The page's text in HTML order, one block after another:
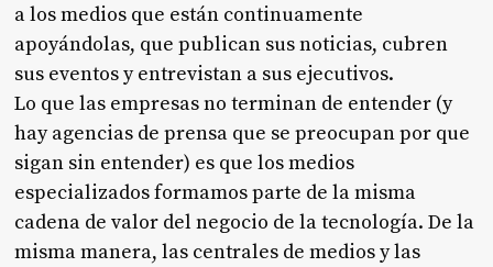
a los medios que están continuamente
apoyándolas, que publican sus noticias, cubren
sus eventos y entrevistan a sus ejecutivos.
Lo que las empresas no terminan de entender (y
hay agencias de prensa que se preocupan por que
sigan sin entender) es que los medios
especializados formamos parte de la misma
cadena de valor del negocio de la tecnología. De la
misma manera, las centrales de medios y las